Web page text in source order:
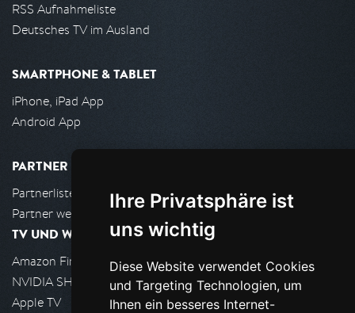
Ihre Privatsphäre ist
uns wichtig
Diese Website verwendet Cookies
und Targeting Technologien, um
Ihnen ein besseres Internet-
RSS Aufnahmeliste
Deutsches TV im Ausland
SMARTPHONE & TABLET
iPhone, iPad App
Android App
PARTNER
Partnerliste
Partner werden
TV UND WOHNZIMMER
Amazon FireTV
NVIDIA SHIELD, Google TV
Apple TV